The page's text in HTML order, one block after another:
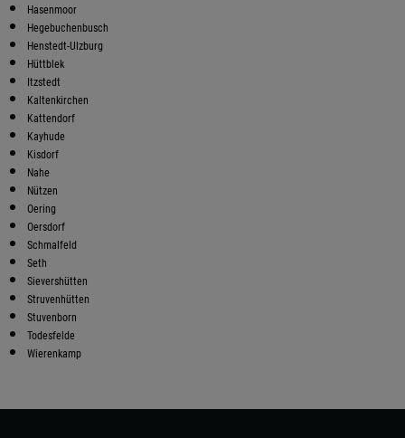
Hasenmoor
Hegebuchenbusch
Henstedt-Ulzburg
Hüttblek
Itzstedt
Kaltenkirchen
Kattendorf
Kayhude
Kisdorf
Nahe
Nützen
Oering
Oersdorf
Schmalfeld
Seth
Sievershütten
Struvenhütten
Stuvenborn
Todesfelde
Wierenkamp